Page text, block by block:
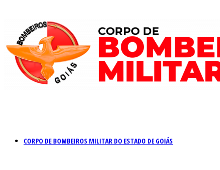
CORPO DE BOMBEIROS MILITAR DO ESTADO DE GOIÁS